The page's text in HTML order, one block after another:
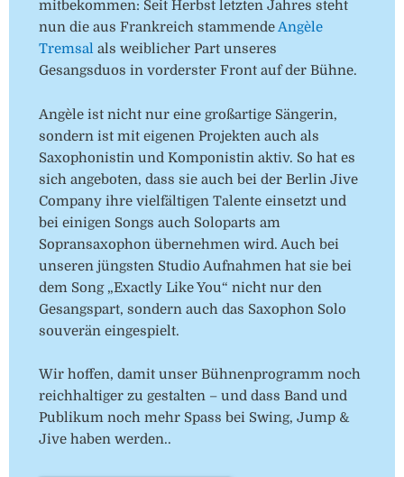
mitbekommen: Seit Herbst letzten Jahres steht
nun die aus Frankreich stammendeAngèle
Tremsal als weiblicher Part unseres
Gesangsduos in vorderster Front auf der Bühne.
Angèle ist nicht nur eine großartige Sängerin,
sondern ist mit eigenen Projekten auch als
Saxophonistin und Komponistin aktiv. So hat es
sich angeboten, dass sie auch bei der Berlin Jive
Company ihre vielfältigen Talente einsetzt und
bei einigen Songs auch Soloparts am
Sopransaxophon übernehmen wird. Auch bei
unseren jüngsten Studio Aufnahmen hat sie bei
dem Song „Exactly Like You“ nicht nur den
Gesangspart, sondern auch das Saxophon Solo
souverän eingespielt.
Wir hoffen, damit unser Bühnenprogramm noch
reichhaltiger zu gestalten – und dass Band und
Publikum noch mehr Spass bei Swing, Jump &
Jive haben werden..